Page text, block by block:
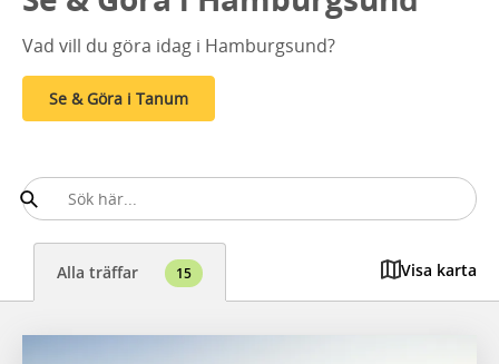
Vad vill du göra idag i Hamburgsund?
Se & Göra i Tanum
Alla träffar 15 Visa karta